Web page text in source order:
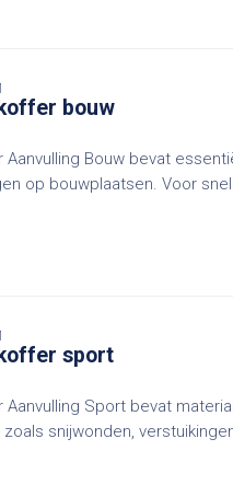
bouw
Aanvulling Bouw bevat
op bouwplaatsen. Voor
sport
Aanvulling Sport bevat
snijwonden,